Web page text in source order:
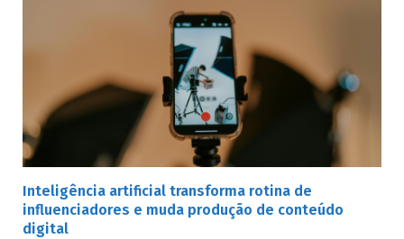
Inteligência artificial transforma rotina de
influenciadores e muda produção de conteúdo
digital